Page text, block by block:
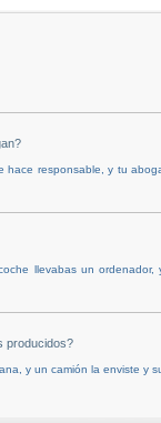
hace responsable, y tu
llevabas un ordenador,
producidos?
y un camión la enviste y